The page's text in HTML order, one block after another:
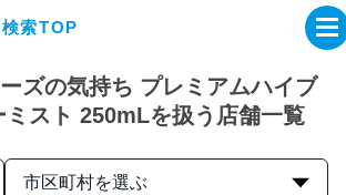
索TOP
報サイト
イト
ズの気持ち プレミアムハイブ
ミスト 250mLを扱う店舗一覧
市区町村を選ぶ